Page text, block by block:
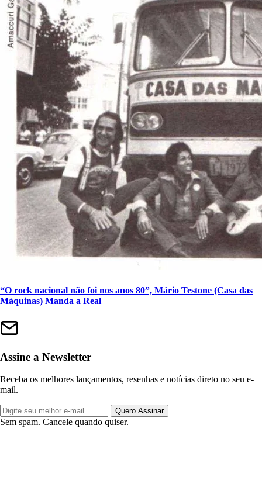
“O rock nacional não foi nos anos 80”, Mário Testone (Casa das
Máquinas) Manda a Real
Assine a Newsletter
Receba os melhores lançamentos, resenhas e notícias direto no seu e-
mail.
Quero Assinar
Sem spam. Cancele quando quiser.